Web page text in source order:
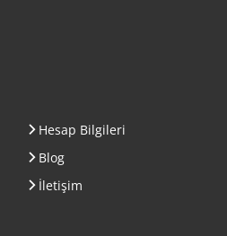
Hesap Bilgileri
Blog
İletişim